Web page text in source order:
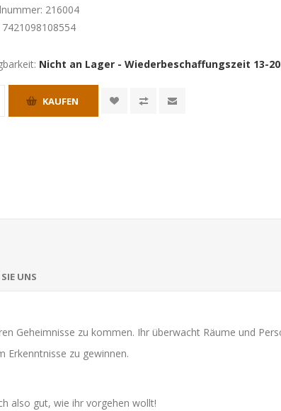
216004
7421098108554
Nicht an Lager - Wiederbeschaffungszeit 13-
KAUFEN
UNS
Geheimnisse zu kommen. Ihr überwacht Räume und
Erkenntnisse zu gewinnen.
also gut, wie ihr vorgehen wollt!